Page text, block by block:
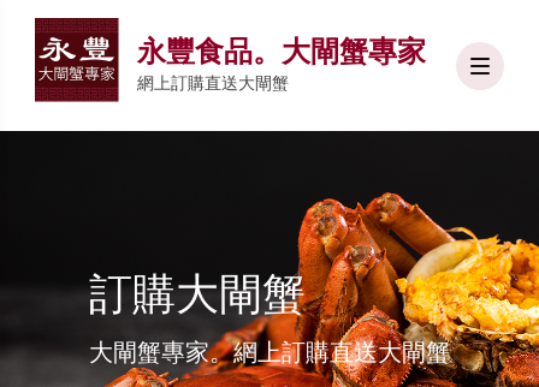
永豐食品。大閘蟹專家
網上訂購直送大閘蟹
訂購大閘蟹
大閘蟹專家。網上訂購直送大閘蟹